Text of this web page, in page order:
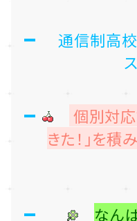
通信制高
個別対
きた！」を積
なん